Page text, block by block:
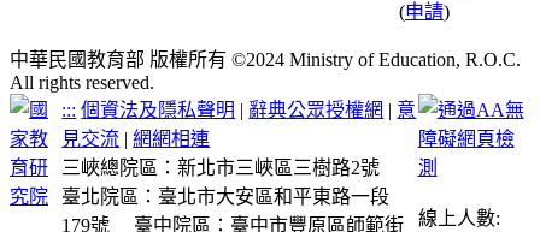
(申請)
中華民國教育部 版權所有 ©2024 Ministry of Education, R.O.C.
All rights reserved.
::: 個資法及隱私聲明 | 辭典公眾授權網 | 意
見交流 |網網相連
三峽總院區：新北市三峽區三樹路2號
臺北院區：臺北市大安區和平東路一段
179號
臺中院區：臺中市豐原區師範街 線上人數: